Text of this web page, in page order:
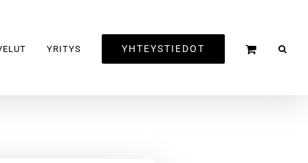
YRITYS YHTEYSTIEDOT